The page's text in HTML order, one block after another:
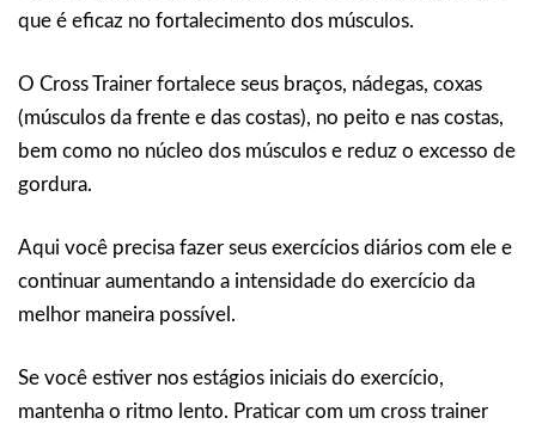
que é eficaz no fortalecimento dos músculos.
O Cross Trainer fortalece seus braços, nádegas, coxas
(músculos da frente e das costas), no peito e nas costas,
bem como no núcleo dos músculos e reduz o excesso de
gordura.
Aqui você precisa fazer seus exercícios diários com ele e
continuar aumentando a intensidade do exercício da
melhor maneira possível.
Se você estiver nos estágios iniciais do exercício,
mantenha o ritmo lento. Praticar com um cross trainer